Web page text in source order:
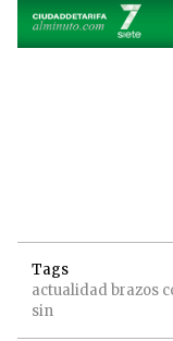
Tags
actualidad brazos
sin